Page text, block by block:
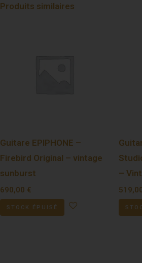
Produits similaires
Guitare EPIPHONE –
Firebird Original – vintage
sunburst
690,00 €
STOCK ÉPUISÉ
–